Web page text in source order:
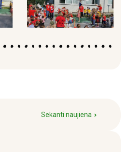
Sekanti naujiena